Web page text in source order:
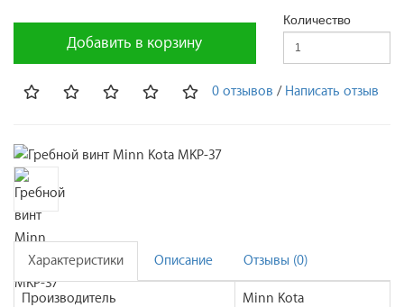
Добавить в корзину
Количество
0 отзывов / Написать отзыв
Характеристики Описание Отзывы (0)
Производитель Minn Kota